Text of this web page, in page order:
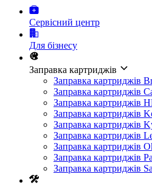
Сервісний центр
Для бізнесу
Заправка картриджів
Заправка картриджів
Заправка картриджів
Заправка картриджів
Заправка картриджів
Заправка картриджів
Заправка картриджів
Заправка картриджів
Заправка картриджів
Заправка картриджів